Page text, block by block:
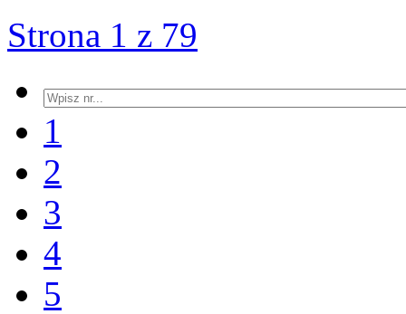
Strona 1 z 79
1
2
3
4
5